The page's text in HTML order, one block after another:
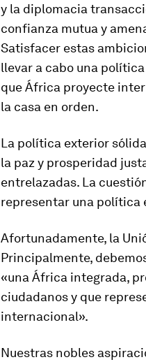
y la diplomacia
confianza mutua y
Satisfacer estas
llevar a cabo una
que África proyecte
la casa en orden.
La política exterior
la paz y prosperidad
entrelazadas. La
representar una política
Afortunadamente, la
Principalmente,
«una África integrada,
ciudadanos y que
internacional».
Nuestras nobles